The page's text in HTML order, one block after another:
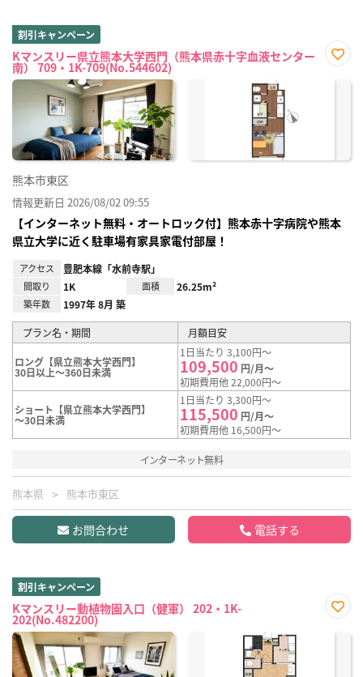
割引キャンペーン
Kマンスリー県立熊本大学西門（熊本県赤十字血液センター
南） 709・1K-709(No.544602)
に入
熊本市東区
情報更新日 2026/08/02 09:55
【インターネット無料・オートロック付】熊本赤十字病院や熊本
県立大学に近く駐車場有家具家電付部屋！
アクセス 豊肥本線「水前寺駅」
間取り 1K 面積 26.25m²
築年数 1997年 8月 築
プラン名・期間 月額目安
ロング【県立熊本大学西門】
30日以上～360日未満
1日当たり 3,100円～
109,500 円/月～
初期費用他 22,000円～
ショート【県立熊本大学西門】
～30日未満
1日当たり 3,300円～
115,500 円/月～
初期費用他 16,500円～
インターネット無料
熊本県 熊本市東区
お問合わせ 電話する
割引キャンペーン
Kマンスリー動植物園入口（健軍） 202・1K-
202(No.482200)
に入